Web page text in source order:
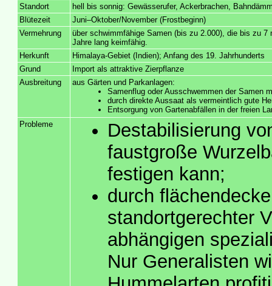
Standort
hell bis sonnig: Gewässerufer, Ackerbrachen,
Blütezeit
Juni–Oktober/November (Frostbeginn)
Vermehrung
über schwimmfähige Samen (bis zu 2.000), die bis zu
Jahre lang keimfähig.
Herkunft
Himalaya-Gebiet (Indien); Anfang des 19. Jahrhunderts
Grund
Import als attraktive Zierpflanze
Ausbreitung
aus Gärten und Parkanlagen:
Samenflug oder Ausschwemmen der Samen
durch direkte Aussaat als vermeintlich gute
Entsorgung von Gartenabfällen in der freien
Probleme
Destabilisierung
faustgroße
festigen kann;
durch
standortgerechter
abhängigen
Nur Generalisten